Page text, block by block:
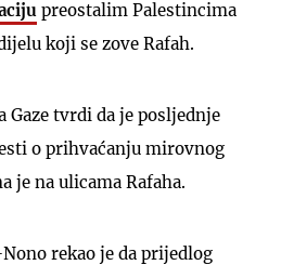
preostalim Palestincima
koji se zove Rafah.
Gaze tvrdi da je posljednje
o prihvaćanju mirovnog
je na ulicama Rafaha.
rekao je da prijedlog